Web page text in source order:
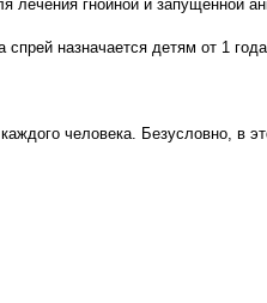
лечения гнойной и запущенной
назначается детям от 1
человека. Безусловно, в